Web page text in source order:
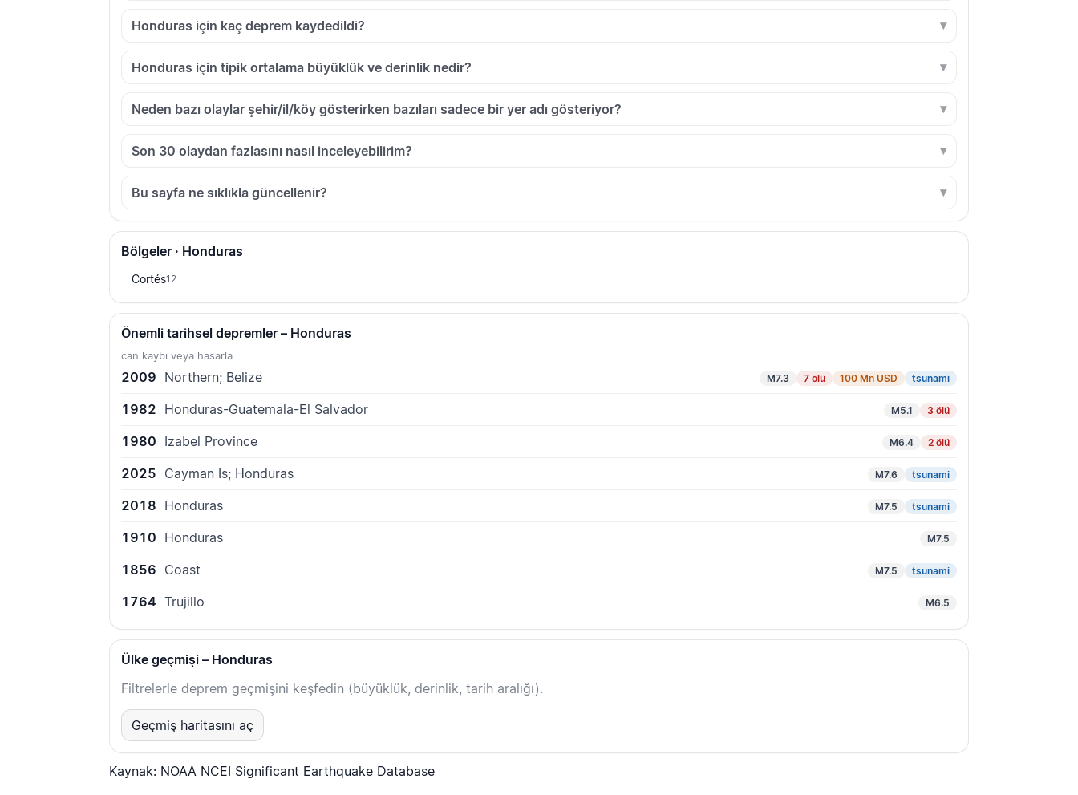
Honduras için kaç deprem kaydedildi?
Honduras için tipik ortalama büyüklük ve derinlik nedir?
Neden bazı olaylar şehir/il/köy gösterirken bazıları sadece bir yer adı gösteriyor?
Son 30 olaydan fazlasını nasıl inceleyebilirim?
Bu sayfa ne sıklıkla güncellenir?
Bölgeler · Honduras
Cortés12
Önemli tarihsel depremler – Honduras
can kaybı veya hasarla
2009 Northern; Belize M7.3 7 ölü 100 Mn USD tsunami
1982 Honduras-Guatemala-El Salvador M5.1 3 ölü
1980 Izabel Province M6.4 2 ölü
2025 Cayman Is; Honduras M7.6 tsunami
2018 Honduras M7.5 tsunami
1910 Honduras M7.5
1856 Coast M7.5 tsunami
1764 Trujillo M6.5
Ülke geçmişi – Honduras
Filtrelerle deprem geçmişini keşfedin (büyüklük, derinlik, tarih aralığı).
Geçmiş haritasını aç
Kaynak: NOAA NCEI Significant Earthquake Database